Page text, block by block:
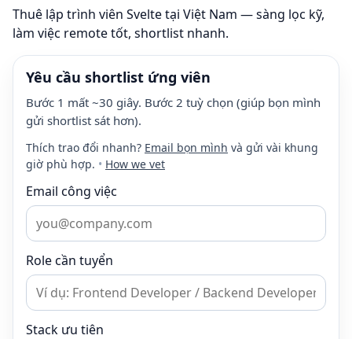
Thuê lập trình viên Sveltetại Việt Nam — sàng lọc kỹ,
làm việc remote tốt, shortlist nhanh.
Yêu cầu shortlist ứng viên
Bước 1 mất ~30 giây. Bước 2 tuỳ chọn (giúp bọn mình
gửi shortlist sát hơn).
Thích trao đổi nhanh? Email bọn mình và gửi vài khung
giờ phù hợp. • How we vet
Email công việc
Role cần tuyển
Stack ưu tiên